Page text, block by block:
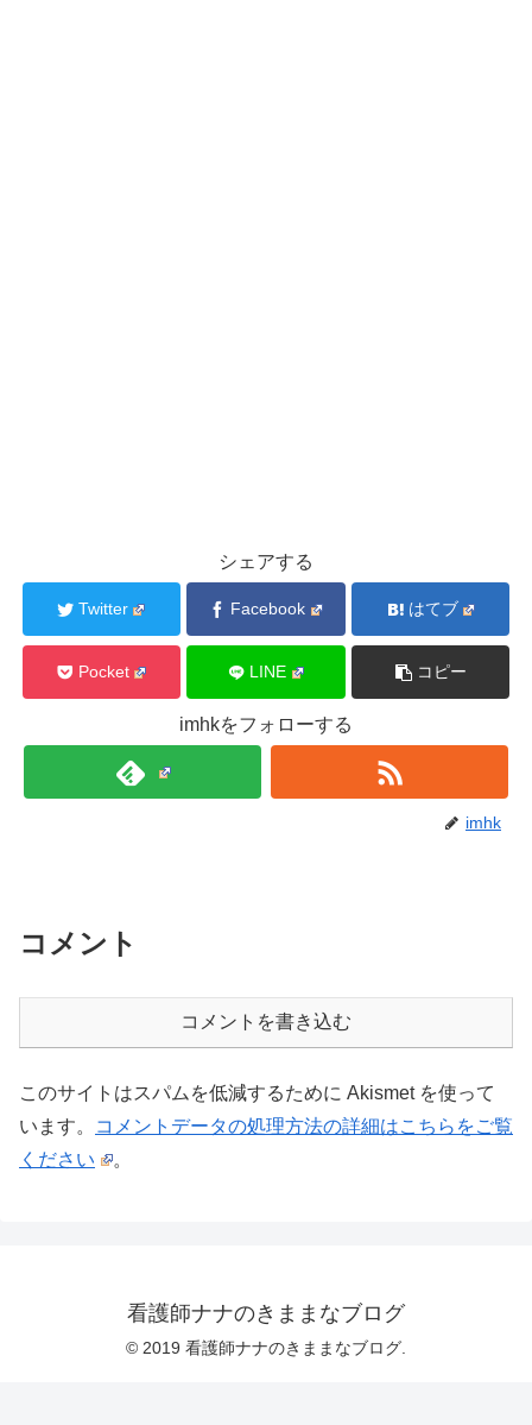
シェアする
Twitter Facebook はてブ
Pocket LINE コピー
imhkをフォローする
imhk
コメント
コメントを書き込む
このサイトはスパムを低減するために Akismet を使って
います。
コメントデータの処理方法の詳細はこちらをご覧
ください
。
看護師ナナのきままなブログ
© 2019 看護師ナナのきままなブログ.